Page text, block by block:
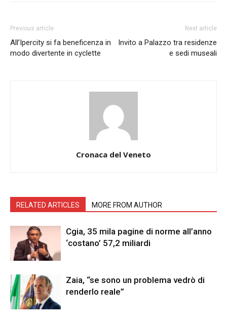
Previous article
All’Ipercity si fa beneficenza in
modo divertente in cyclette
Next article
Invito a Palazzo tra residenze
e sedi museali
Cronaca del Veneto
RELATED ARTICLES MORE FROM AUTHOR
Cgia, 35 mila pagine di norme all’anno
‘costano’ 57,2 miliardi
Zaia, “se sono un problema vedrò di
renderlo reale”